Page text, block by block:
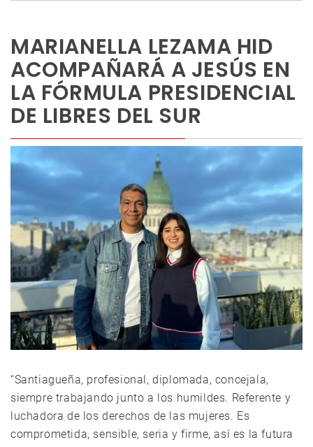
MARIANELLA LEZAMA HID
ACOMPAÑARÁ A JESÚS EN
LA FÓRMULA PRESIDENCIAL
DE LIBRES DEL SUR
“Santiagueña, profesional, diplomada, concejala,
siempre trabajando junto a los humildes. Referente y
luchadora de los derechos de las mujeres. Es
comprometida, sensible, seria y firme, así es la futura